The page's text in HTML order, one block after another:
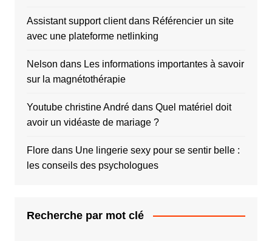
Assistant support clientdans Référencier un site
avec une plateforme netlinking
Nelson dans Les informations importantes à savoir
sur la magnétothérapie
Youtube christine Andrédans Quel matériel doit
avoir un vidéaste de mariage ?
Floredans Une lingerie sexy pour se sentir belle :
les conseils des psychologues
Recherche par mot clé